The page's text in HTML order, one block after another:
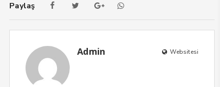
Paylaş
Admin Websitesi